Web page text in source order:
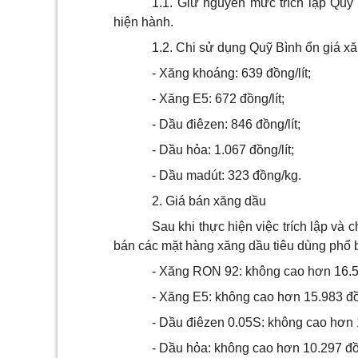
1.1. Giữ nguyên mức trích lập
hiện hành.
1.2. Chi sử dụng Quỹ Bình ổn giá
- Xăng khoáng: 639 đồng/lít;
- Xăng E5: 672 đồng/lít;
- Dầu điêzen: 846 đồng/lít;
- Dầu hỏa: 1.067 đồng/lít;
- Dầu madút: 323 đồng/kg.
2. Giá bán xăng dầu
Sau khi thực hiện việc trích lập và
bán các mặt hàng xăng dầu tiêu dùng
- Xăng RON 92: không cao hơn
- Xăng E5: không cao hơn 15.983
- Dầu điêzen 0.05S: không cao hơn
- Dầu hỏa: không cao hơn 10.297